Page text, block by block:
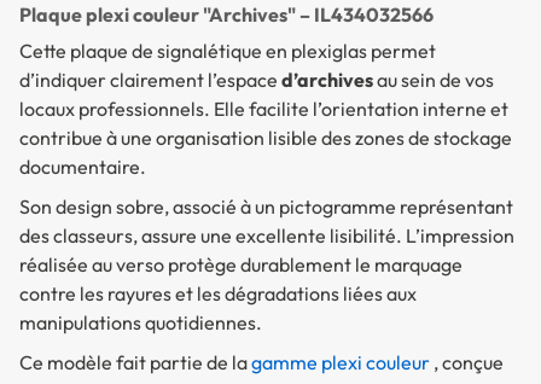
Plaque plexi couleur "Archives" – IL434032566
Cette plaque de signalétique en plexiglas permet
d’indiquer clairement l’espace d’archivesau sein de vos
locaux professionnels. Elle facilite l’orientation interne et
contribue à une organisation lisible des zones de stockage
documentaire.
Son design sobre, associé à un pictogramme représentant
des classeurs, assure une excellente lisibilité. L’impression
réalisée au verso protège durablement le marquage
contre les rayures et les dégradations liées aux
manipulations quotidiennes.
Ce modèle fait partie de lagamme plexi couleur , conçue